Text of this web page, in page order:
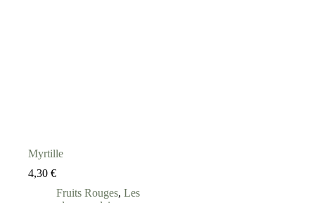
Myrtille
4,30 €
Fruits Rouges, Les